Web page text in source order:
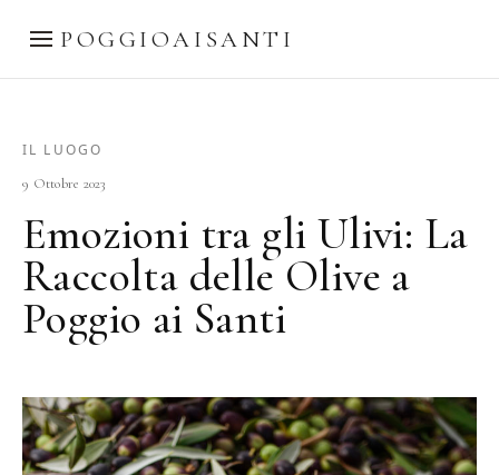
POGGIOAISANTI
IL LUOGO
9 Ottobre 2023
Emozioni tra gli Ulivi: La
Raccolta delle Olive a
Poggio ai Santi